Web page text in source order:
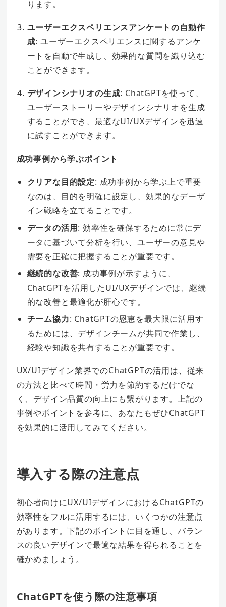
ります。
ユーザーエクスペリエンスアンケートの自動作
成: ユーザーエクスペリエンスに関するアンケ
ートを自動で生成し、効果的な質問を織り込む
ことができます。
デザインシナリオの生成: ChatGPTを使って、
ユーザーストーリーやデザインシナリオを生成
することができ、最適なUI/UXデザインを迅速
に試すことができます。
成功事例から学ぶポイント
クリアな目的設定: 成功事例から学ぶ上で重要
なのは、目的を明確に設定し、効果的なデーザ
イン戦略を立てることです。
データの活用: 効率性を確保するために常にデ
ータに基づいて分析を行い、ユーザーの意見や
需要を正確に把握することが重要です。
継続的な改善: 成功事例が示すように、
ChatGPTを活用したUI/UXデザインでは、継続
的な改善と最適化が肝心です。
チーム協力: ChatGPTの恩恵を最大限に活用す
るためには、デザインチームが共同で作業し、
経験や知識を共有することが重要です。
UX/UIデザイン業界でのChatGPTの活用は、従来
の方法と比べて時間・労力を節約するだけでな
く、デザイン品質の向上にも繋がります。上記の
事例やポイントを参考に、あなたもぜひChatGPT
を効果的に活用してみてください。
導入する際の注意点
初心者向けにUX/UIデザインにおけるChatGPTの
効率性をフルに活用するには、いくつかの注意点
があります。下記のポイントに目を通し、バラン
スの良いデザインで最適な結果を得られることを
確かめましょう。
ChatGPTを使う際の注意事項